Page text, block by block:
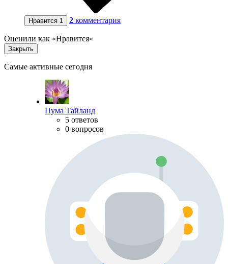
Нравится 1 2 комментария
Оценили как «Нравится»
Закрыть
Самые активные сегодня
Пума Тайланд
5 ответов
0 вопросов